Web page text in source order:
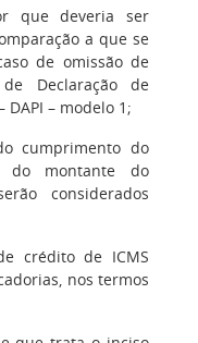
que deveria ser
a que se
de omissão de
Declaração de
DAPI – modelo 1;
cumprimento do
do montante do
considerados
crédito de ICMS
nos termos